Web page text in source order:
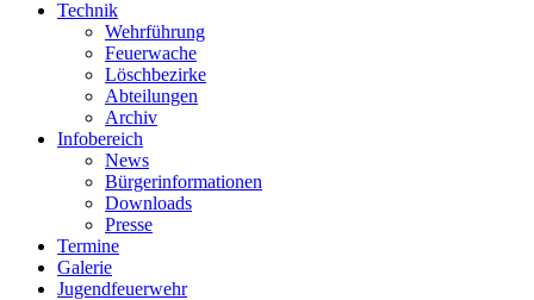
Technik
Wehrführung
Feuerwache
Löschbezirke
Abteilungen
Archiv
Infobereich
News
Bürgerinformationen
Downloads
Presse
Termine
Galerie
Jugendfeuerwehr